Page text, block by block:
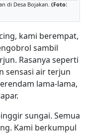
di Desa Bojakan. (Foto:
kami berempat,
sambil
Rasanya seperti
sensasi air terjun
lama-lama,
sungai. Semua
Kami berkumpul